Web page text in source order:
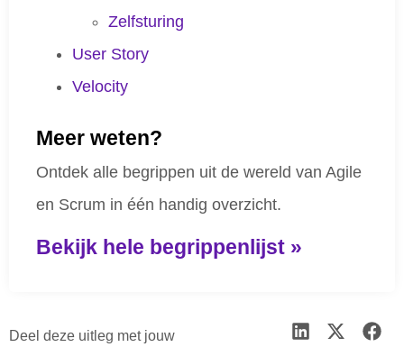
Zelfsturing
User Story
Velocity
Meer weten?
Ontdek alle begrippen uit de wereld van Agile
en Scrum in één handig overzicht.
Bekijk hele begrippenlijst »
Deel deze uitleg met jouw